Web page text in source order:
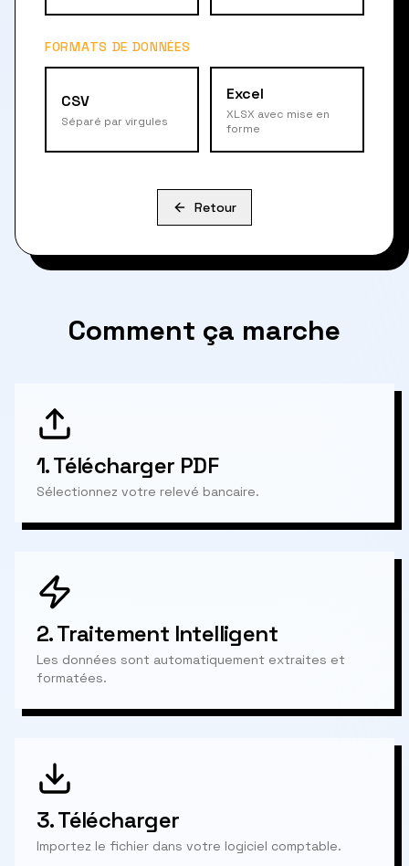
FORMATS DE DONNÉES
CSV
Séparé par virgules
Excel
XLSX avec mise en
forme
Retour
Comment ça marche
1.Télécharger PDF
Sélectionnez votre relevé bancaire.
2.Traitement Intelligent
Les données sont automatiquement extraites et
formatées.
3.Télécharger
Importez le fichier dans votre logiciel comptable.